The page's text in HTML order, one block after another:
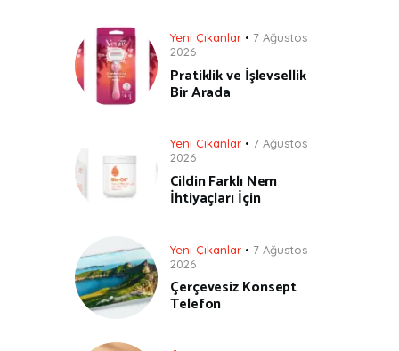
Yeni Çıkanlar
7 Ağustos
2026
Pratiklik ve İşlevsellik
Bir Arada
Yeni Çıkanlar
7 Ağustos
2026
Cildin Farklı Nem
İhtiyaçları İçin
Yeni Çıkanlar
7 Ağustos
2026
Çerçevesiz Konsept
Telefon